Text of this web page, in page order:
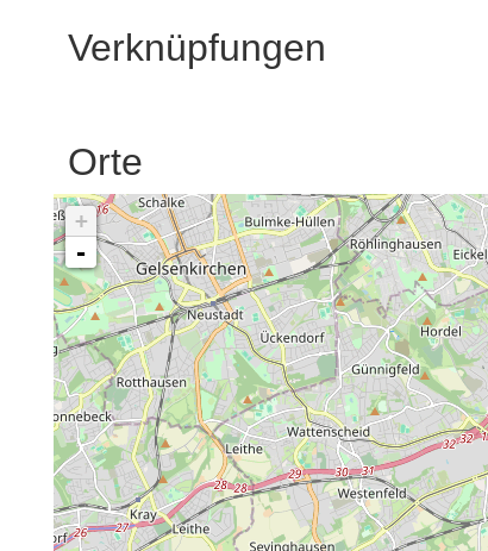
Verknüpfungen
Orte
+
-